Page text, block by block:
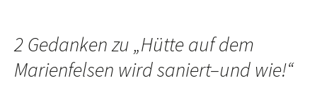
2 Gedanken zu „Hütte auf dem
Marienfelsen wird saniert–und wie!“